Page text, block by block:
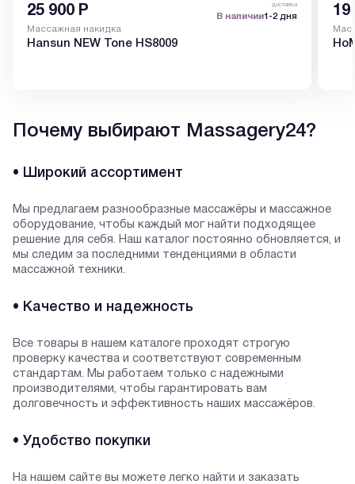
25 900 Р доставка
В наличии1-2 дня
Массажная накидка
Hansun NEW Tone HS8009
19
Почему выбирают Massagery24?
• Широкий ассортимент
Мы предлагаем разнообразные массажёры и массажное
оборудование, чтобы каждый мог найти подходящее
решение для себя. Наш каталог постоянно обновляется, и
мы следим за последними тенденциями в области
массажной техники.
• Качество и надежность
Все товары в нашем каталоге проходят строгую
проверку качества и соответствуют современным
стандартам. Мы работаем только с надежными
производителями, чтобы гарантировать вам
долговечность и эффективность наших массажёров.
• Удобство покупки
На нашем сайте вы можете легко найти и заказать